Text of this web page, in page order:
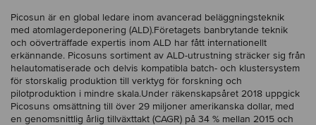
Picosun är en global ledare inom avancerad beläggningsteknik
med atomlagerdeponering (ALD).Företagets banbrytande teknik
och oöverträffade expertis inom ALD har fått internationellt
erkännande. Picosuns sortiment av ALD-utrustning sträcker sig från
helautomatiserade och delvis kompatibla batch- och klustersystem
för storskalig produktion till verktyg för forskning och
pilotproduktion i mindre skala.Under räkenskapsåret 2018 uppgick
Picosuns omsättning till över 29 miljoner amerikanska dollar, med
en genomsnittlig årlig tillväxttakt (CAGR) på 34 % mellan 2015 och